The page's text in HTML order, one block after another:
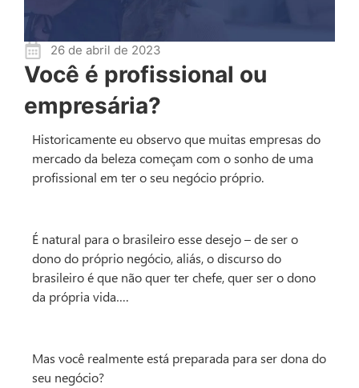
26 de abril de 2023
Você é profissional ou
empresária?
Historicamente eu observo que muitas empresas do
mercado da beleza começam com o sonho de uma
profissional em ter o seu negócio próprio.
É natural para o brasileiro esse desejo – de ser o
dono do próprio negócio, aliás, o discurso do
brasileiro é que não quer ter chefe, quer ser o dono
da própria vida….
Mas você realmente está preparada para ser dona do
seu negócio?